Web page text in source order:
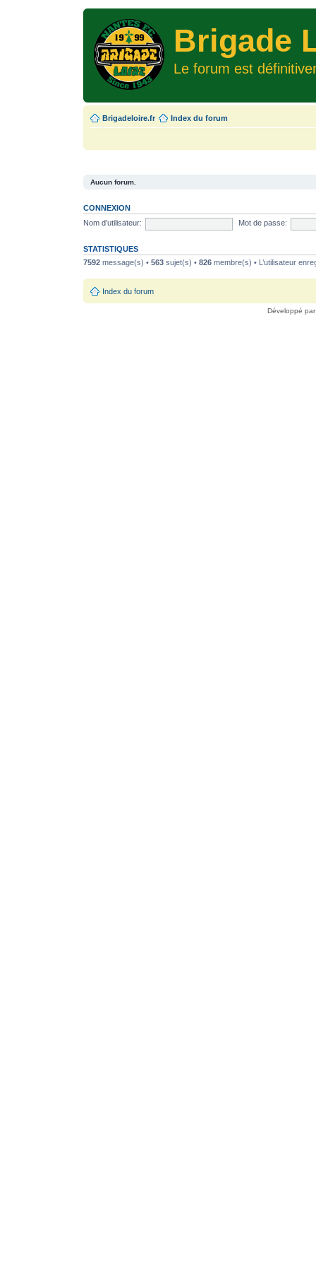
Brigade
Le forum est
Brigadeloire.fr Index du forum
Aucun forum.
CONNEXION
Nom d’utilisateur:
Mot de passe:
STATISTIQUES
7592 message(s) • 563 sujet(s) • 826 membre(s) • L’utilisateur
Index du forum
Développé